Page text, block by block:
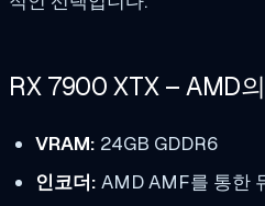
RX 7900 XTX – AMD
VRAM: 24GB GDDR6
인코더: AMD AMF를 통한